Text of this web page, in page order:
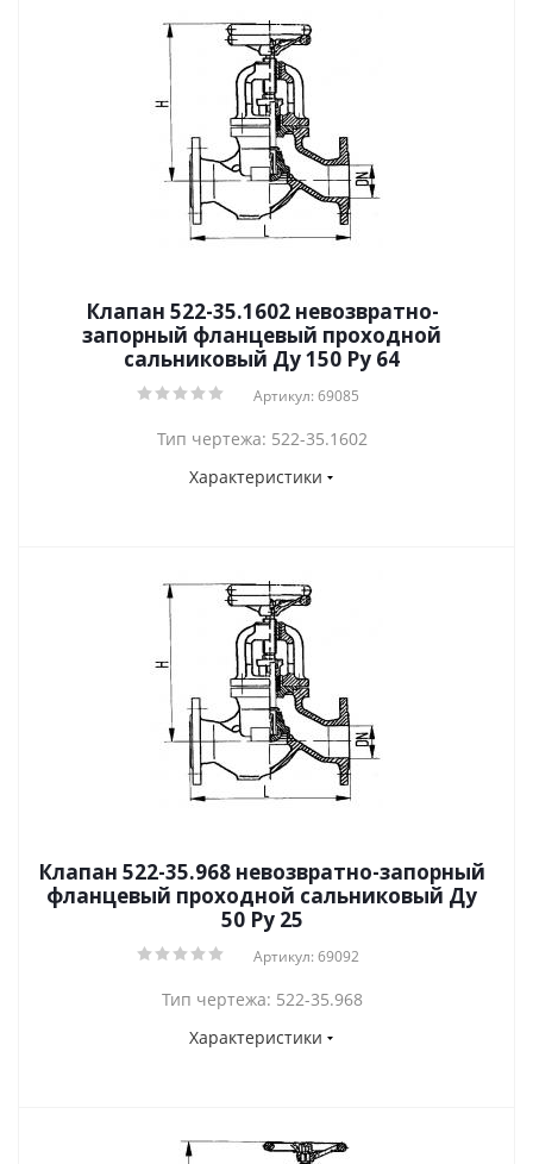
Клапан 522-35.1602 невозвратно-
запорный фланцевый проходной
сальниковый Ду 150 Ру 64
Артикул: 69085
Тип чертежа: 522-35.1602
Характеристики
Клапан 522-35.968 невозвратно-запорный
фланцевый проходной сальниковый Ду
50 Ру 25
Артикул: 69092
Тип чертежа: 522-35.968
Характеристики